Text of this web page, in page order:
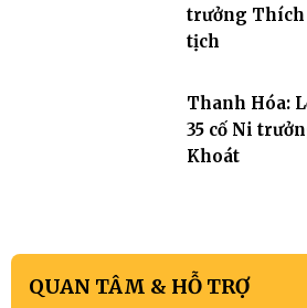
trưởng Thích
tịch
Thanh Hóa:
35 cố Ni
Khoát
QUAN TÂM & HỖ TRỢ